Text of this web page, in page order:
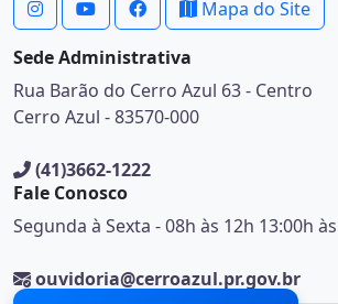
Mapa do Site
Sede Administrativa
Rua Barão do Cerro Azul 63 - Centro
Cerro Azul - 83570-000
(41)3662-1222
Fale Conosco
Segunda à Sexta - 08h às 12h 13:00h
ouvidoria@cerroazul.pr.gov.br